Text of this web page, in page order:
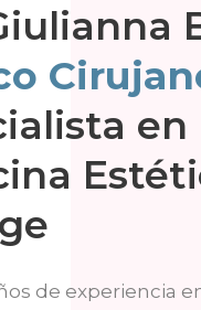
en
de experiencia